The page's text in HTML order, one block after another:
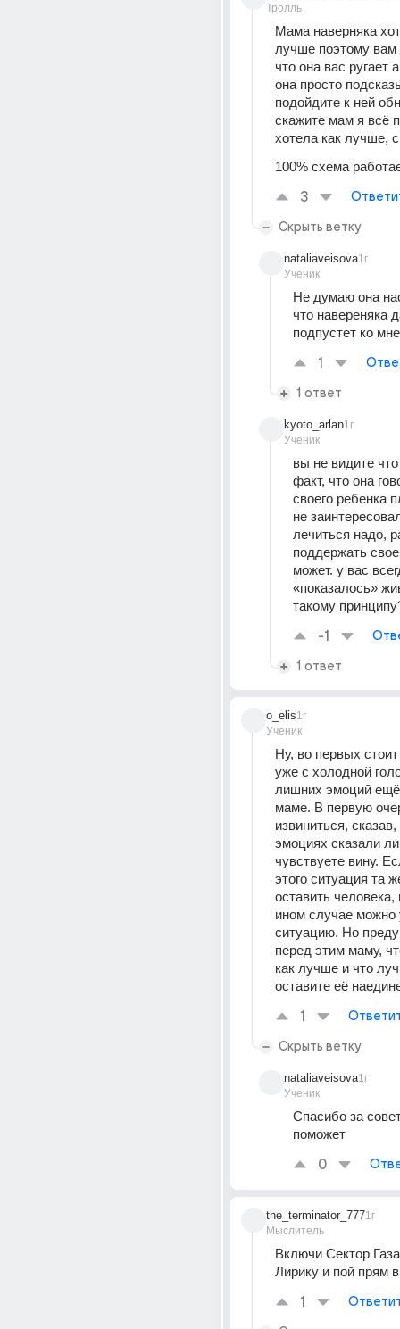
Тролль
Мама наверняка
лучше поэтому вам
что она вас ругает
она просто
подойдите к ней
скажите мам я всё
хотела как лучше,
100% схема
3
Скрыть ветку
nataliaveisova
Ученик
1г
Не думаю она
что навереняка
подпустет ко
1
1 ответ
kyoto_arlan
Ученик
1г
вы не видите
факт, что она
своего ребенка
не
лечиться надо,
поддержать
может. у вас
«показалось»
такому
-1
1 ответ
o_elis
Ученик
1г
Ну, во первых
уже с холодной
лишних эмоций ещё
маме. В первую
извиниться,
эмоциях сказали
чувствуете вину.
этого ситуация та
оставить человека,
ином случае можно
ситуацию. Но
перед этим маму,
как лучше и что
оставите её
1
Скрыть ветку
nataliaveisova
Ученик
1г
Спасибо за
поможет
0
the_terminator_777
Мыслитель
1г
Включи Сектор
Лирику и пой прям
1